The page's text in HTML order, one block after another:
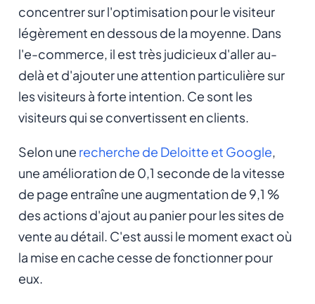
concentrer sur l'optimisation pour le visiteur
légèrement en dessous de la moyenne. Dans
l'e-commerce, il est très judicieux d'aller au-
delà et d'ajouter une attention particulière sur
les visiteurs à forte intention. Ce sont les
visiteurs qui se convertissent en clients.
Selon une recherche de Deloitte et Google,
une amélioration de 0,1 seconde de la vitesse
de page entraîne une augmentation de 9,1 %
des actions d'ajout au panier pour les sites de
vente au détail. C'est aussi le moment exact où
la mise en cache cesse de fonctionner pour
eux.